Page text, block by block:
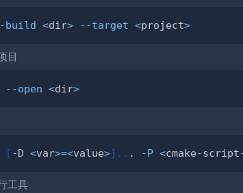
)
build <dir> --target <project>
目
--open <dir>
[ -D <var>=<value>] .. . -P <cmake-
工具